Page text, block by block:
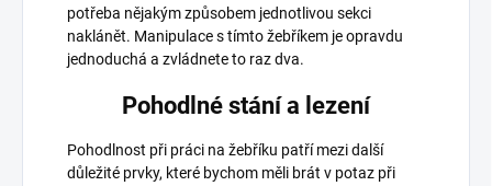
potřeba nějakým způsobem jednotlivou sekci
naklánět. Manipulace s tímto žebříkem je opravdu
jednoduchá a zvládnete to raz dva.
Pohodlné stání a lezení
Pohodlnost při práci na žebříku patří mezi další
důležité prvky, které bychom měli brát v potaz při